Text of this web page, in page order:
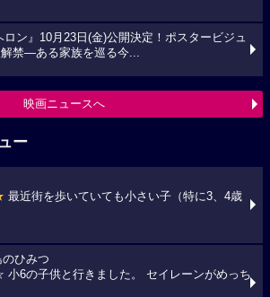
ロン』10月23日(金)公開決定！ポスタービジュ
禁―ある家族を巡る今...
映画ニュースへ
ー
最近街を歩いていても小さい子（特に3、4歳
ひみつ
小6の子供と行きました。 セイレーンがめっち